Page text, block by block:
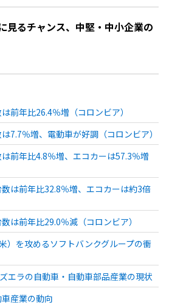
見るチャンス、中堅・中小企業の
前年比26.4％増（コロンビア）
7.7％増、電動車が好調（コロンビア）
前年比4.8％増、エコカーは57.3％増
は前年比32.8％増、エコカーは約3倍
は前年比29.0％減（コロンビア）
）を攻めるソフトバンクグループの衝
エラの自動車・自動車部品産業の現状
産業の動向